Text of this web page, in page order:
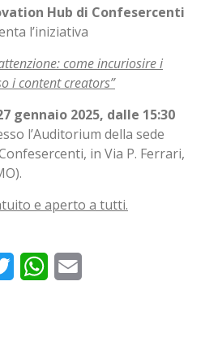
Hub di Confesercenti
l’iniziativa
come incuriosire i
i content creators”
gennaio 2025, dalle 15:30
l’Auditorium della sede
in Via P. Ferrari,
e aperto a tutti.
Twitter WhatsApp